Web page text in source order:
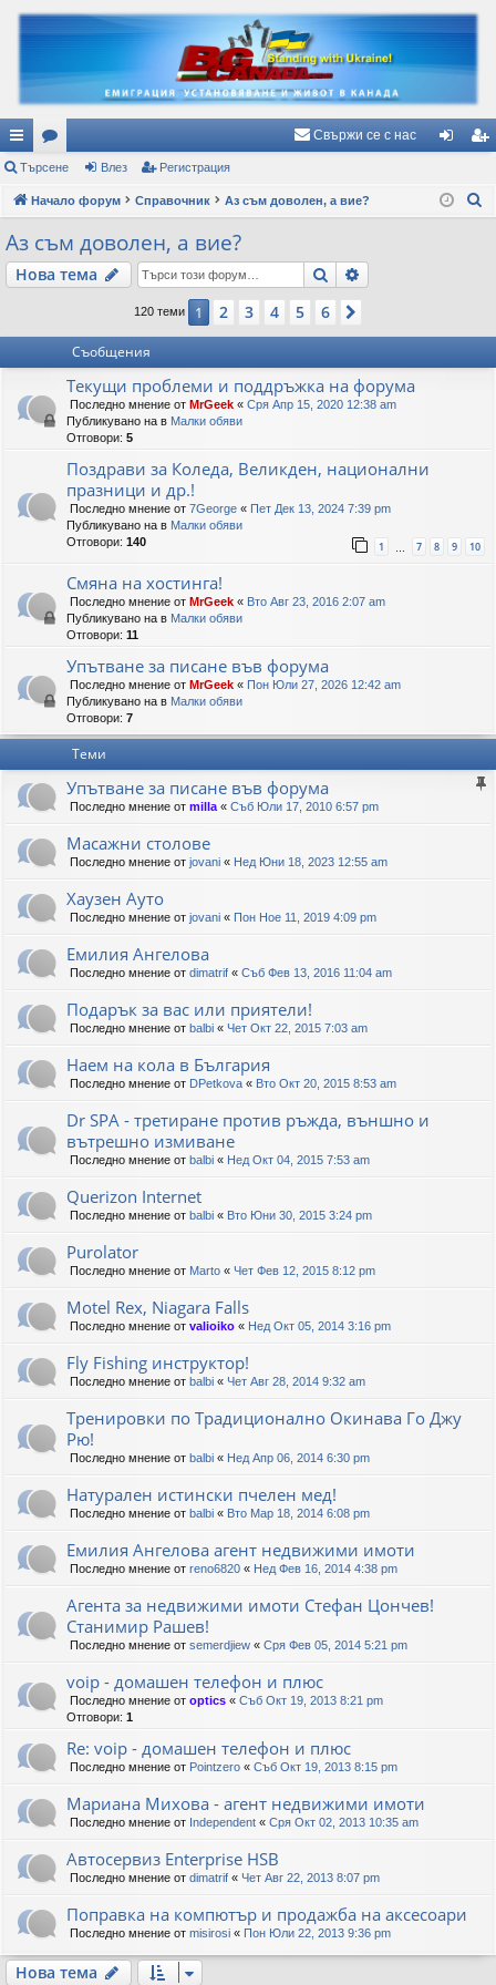
ъ
рз
и
вр
ки
ор
ум
Свържи се с нас
з ис
Търсене Влез Регистрация
Начало форум Справочник Аз съм доволен, а вие?
Аз съм доволен, а вие?
Нова тема Търсене
120 теми 1 2 3 4 5 6
Съобщения
Текущи проблеми и поддръжка на форума
Последно мнение от MrGeek « Сря Апр 15, 2020 12:38 am
Публикувано на в Малки обяви
Отговори: 5
Поздрави за Коледа, Великден, национални
празници и др.!
Последно мнение от 7George « Пет Дек 13, 2024 7:39 pm
Публикувано на в Малки обяви
Отговори: 140 1 7 8 9 10
Смяна на хостинга!
Последно мнение от MrGeek « Вто Авг 23, 2016 2:07 am
Публикувано на в Малки обяви
Отговори: 11
Упътване за писане във форума
Последно мнение от MrGeek « Пон Юли 27, 2026 12:42 am
Публикувано на в Малки обяви
Отговори: 7
Теми
Упътване за писане във форума
Последно мнение от milla « Съб Юли 17, 2010 6:57 pm
Масажни столове
Последно мнение от jovani « Нед Юни 18, 2023 12:55 am
Хаузен Ауто
Последно мнение от jovani « Пон Ное 11, 2019 4:09 pm
Емилия Ангелова
Последно мнение от dimatrif « Съб Фев 13, 2016 11:04 am
Подарък за вас или приятели!
Последно мнение от balbi « Чет Окт 22, 2015 7:03 am
Наем на кола в България
Последно мнение от DPetkova « Вто Окт 20, 2015 8:53 am
Dr SPA - третиране против ръжда, външно и
вътрешно измиване
Последно мнение от balbi « Нед Окт 04, 2015 7:53 am
Querizon Internet
Последно мнение от balbi « Вто Юни 30, 2015 3:24 pm
Purolator
Последно мнение от Marto « Чет Фев 12, 2015 8:12 pm
Motel Rex, Niagara Falls
Последно мнение от valioiko « Нед Окт 05, 2014 3:16 pm
Fly Fishing инструктор!
Последно мнение от balbi « Чет Авг 28, 2014 9:32 am
Тренировки по Традиционално Окинава Го Джу
Рю!
Последно мнение от balbi « Нед Апр 06, 2014 6:30 pm
Натурален истински пчелен мед!
Последно мнение от balbi « Вто Мар 18, 2014 6:08 pm
Емилия Ангелова агент недвижими имоти
Последно мнение от reno6820 « Нед Фев 16, 2014 4:38 pm
Агента за недвижими имоти Стефан Цончев!
Станимир Рашев!
Последно мнение от semerdjiew « Сря Фев 05, 2014 5:21 pm
voip - домашен телефон и плюс
Последно мнение от optics « Съб Окт 19, 2013 8:21 pm
Отговори: 1
Re: voip - домашен телефон и плюс
Последно мнение от Pointzero « Съб Окт 19, 2013 8:15 pm
Мариана Михова - агент недвижими имоти
Последно мнение от Independent « Сря Окт 02, 2013 10:35 am
Автосервиз Enterprise HSB
Последно мнение от dimatrif « Чет Авг 22, 2013 8:07 pm
Поправка на компютър и продажба на аксесоари
Последно мнение от misirosi « Пон Юли 22, 2013 9:36 pm
Нова тема